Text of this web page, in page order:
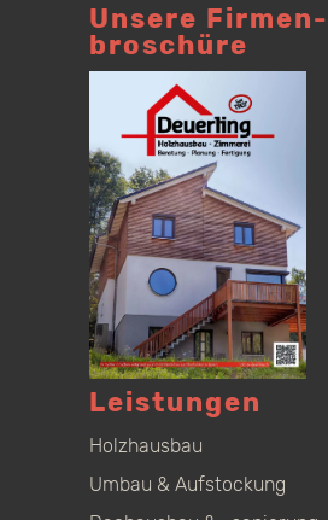
Unsere Firmen­
broschüre
Leistungen
Holzhausbau
Umbau & Aufstockung